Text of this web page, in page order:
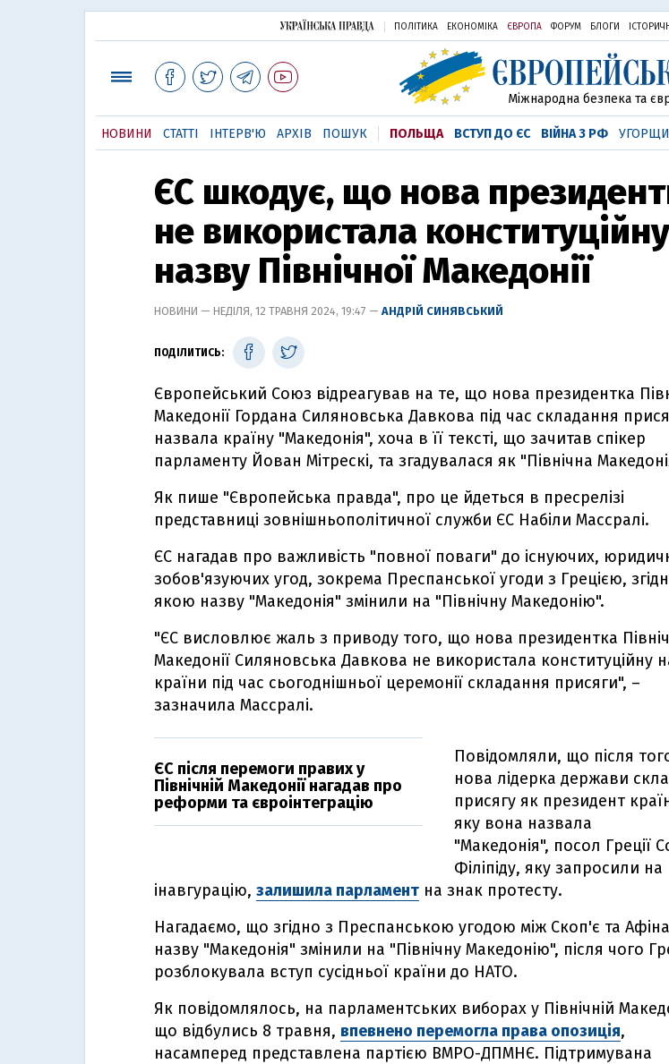
ПОЛІТИКА ЕКОНОМІКА ЄВРОПА ФОРУМ БЛОГИ
Міжнародна безпека та
НОВИНИ СТАТТІ ІНТЕРВ'Ю АРХІВ ПОШУК ПОЛЬЩА ВСТУП ДО ЄС ВІЙНА З РФ
ЄС шкодує, що нова
не використала конституційну
назву Північної Македонії
НОВИНИ — НЕДІЛЯ, 12 ТРАВНЯ 2024, 19:47 — АНДРІЙ СИНЯВСЬКИЙ
ПОДІЛИТИСЬ:
Європейський Союз відреагував на те, що нова президентка
Македонії Гордана Силяновська Давкова під час складання
назвала країну "Македонія", хоча в її тексті, що зачитав спікер
парламенту Йован Мітрескі, та згадувалася як "Північна
Як пише "Європейська правда", про це йдеться в пресрелізі
представниці зовнішньополітичної служби ЄС Набіли Массралі.
ЄС нагадав про важливість "повної поваги" до існуючих,
зобов'язуючих угод, зокрема Преспанської угоди з Грецією,
якою назву "Македонія" змінили на "Північну Македонію".
"ЄС висловлює жаль з приводу того, що нова президентка
Македонії Силяновська Давкова не використала конституційну
країни під час сьогоднішньої церемонії складання присяги", –
зазначила Массралі.
ЄС після перемоги правих у
Північній Македонії нагадав про
реформи та євроінтеграцію
Повідомляли, що після
нова лідерка держави
присягу як президент
яку вона назвала
"Македонія", посол Греції
Філіпіду, яку запросили на
інавгурацію, залишила парламент на знак протесту.
Нагадаємо, що згідно з Преспанською угодою між Скоп'є та
назву "Македонія" змінили на "Північну Македонію", після чого
розблокувала вступ сусідньої країни до НАТО.
Як повідомлялось, на парламентських виборах у Північній
що відбулись 8 травня, впевнено перемогла права опозиція,
насамперед представлена партією ВМРО-ДПМНЄ. Підтримувана